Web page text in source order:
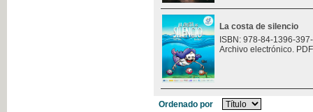
La costa de silencio
ISBN: 978-84-1396-
Archivo electrónico.
Ordenado por